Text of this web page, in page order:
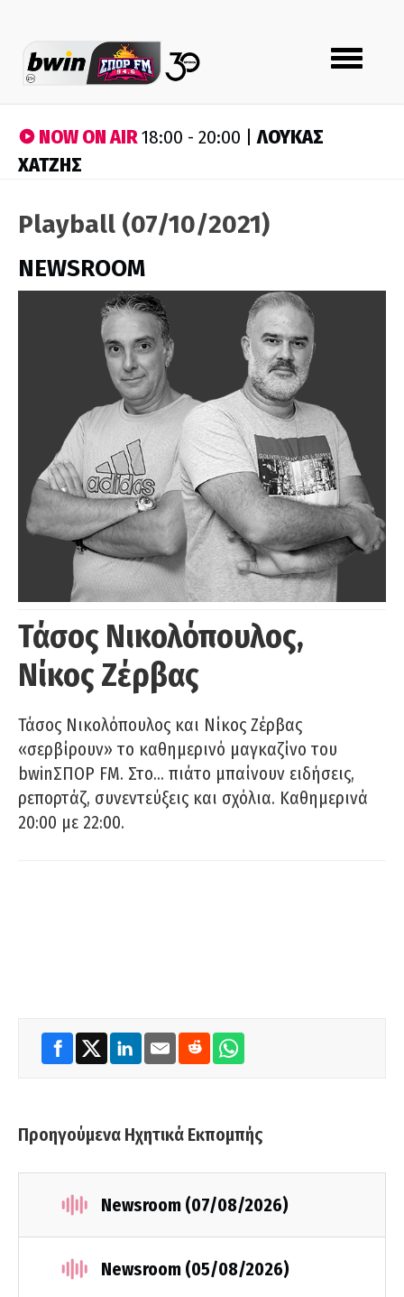
Toggle
navigation
NOW ON AIR18:00 - 20:00 |ΛΟΥΚΑΣ
ΧΑΤΖΗΣ
Playball (07/10/2021)
NEWSROOM
Τάσος Νικολόπουλος,
Νίκος Ζέρβας
Τάσος Νικολόπουλος και Νίκος Ζέρβας
«σερβίρουν» το καθημερινό μαγκαζίνο του
bwinΣΠΟΡ FM. Στο… πιάτο μπαίνουν ειδήσεις,
ρεπορτάζ, συνεντεύξεις και σχόλια. Καθημερινά
20:00 με 22:00.
Προηγούμενα Ηχητικά Εκπομπής
Newsroom (07/08/2026)
Newsroom (05/08/2026)